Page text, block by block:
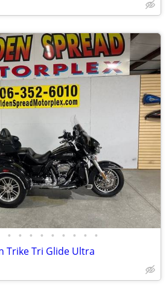
• • • • • • • • •
Trike Tri Glide Ultra